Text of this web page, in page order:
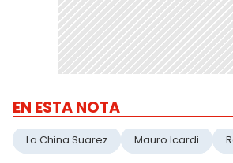
EN ESTA NOTA
La China Suarez Mauro Icardi